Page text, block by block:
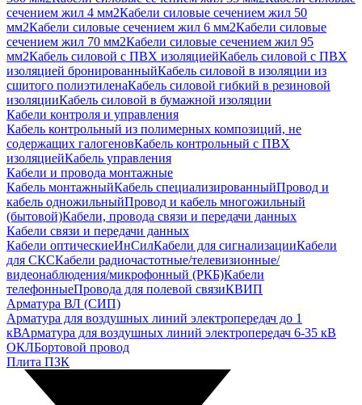
сечением жил 4 мм2Кабели силовые сечением жил 50
мм2Кабели силовые сечением жил 6 мм2Кабели силовые
сечением жил 70 мм2Кабели силовые сечением жил 95
мм2Кабель силовой с ПВХ изоляциейКабель силовой с ПВХ
изоляцией бронированныйКабель силовой в изоляции из
сшитого полиэтиленаКабель силовой гибкий в резиновой
изоляцииКабель силовой в бумажной изоляции
Кабели контроля и управления
Кабель контрольный из полимерных композиций, не
содержащих галогеновКабель контрольный с ПВХ
изоляциейКабель управления
Кабели и провода монтажные
Кабель монтажныйКабель специализированныйПровод и
кабель одножильныйПровод и кабель многожильный
(бытовой)Кабели, провода связи и передачи данных
Кабели связи и передачи данных
Кабели оптическиеИнСилКабели для сигнализацииКабели
для СКСКабели радиочастотные/телевизионные/
видеонаблюдения/микрофонный (РКБ)Кабели
телефонныеПровода для полевой связиКВИП
Арматура ВЛ (СИП)
Арматура для воздушных линий электропередач до 1
кВАрматура для воздушных линий электропередач 6-35 кВ
ОКЛБортовой провод
Плита ПЗК